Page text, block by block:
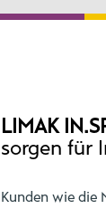
LIMAK
sorgen für
Kunden wie die